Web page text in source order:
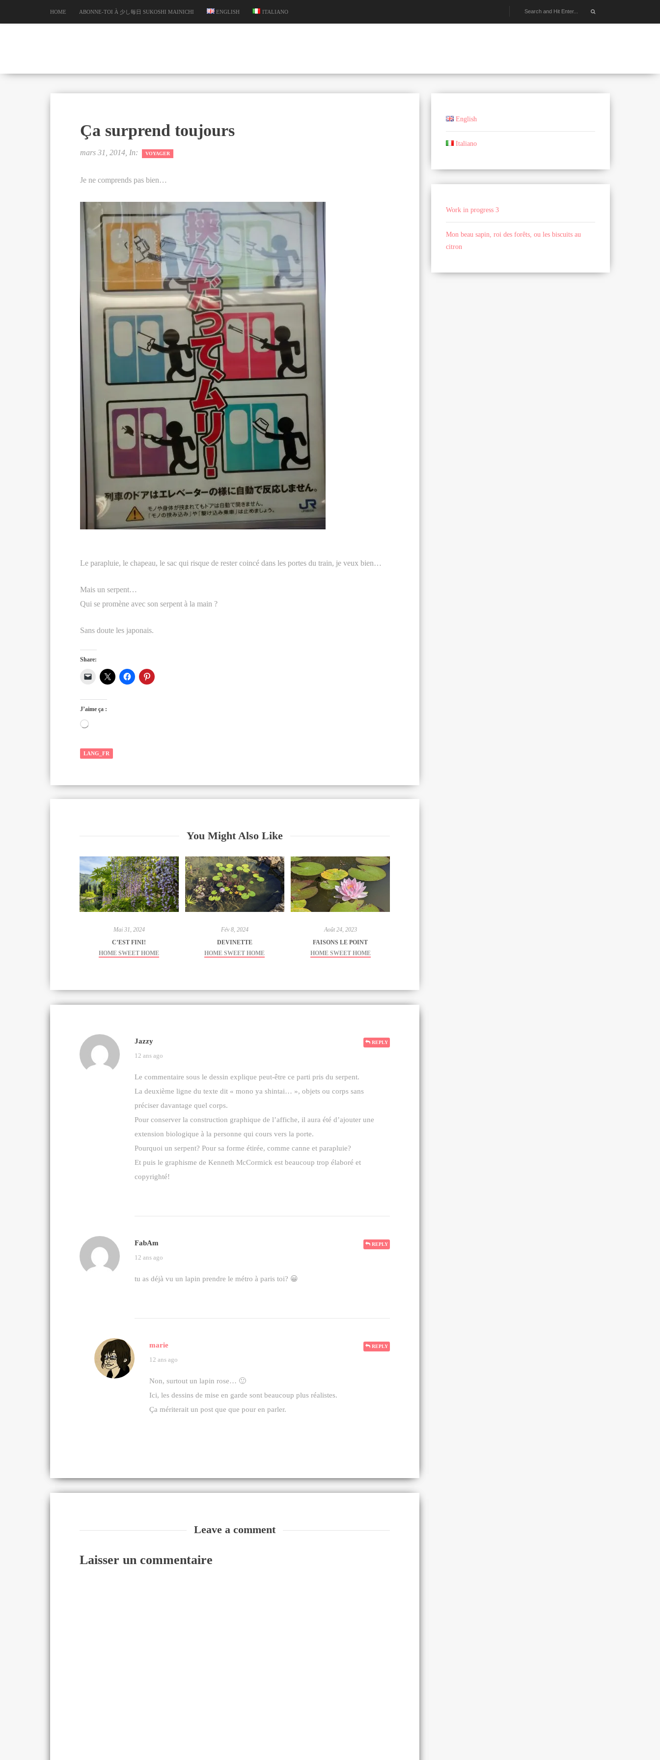
HOME ABONNE-TOI À 少し毎日 SUKOSHI MAINICHI ENGLISH ITALIANO
Ça surprend toujours
mars 31, 2014, In: VOYAGER
Je ne comprends pas bien…
Le parapluie, le chapeau, le sac qui risque de rester coincé dans les portes du train, je veux bien…
Mais un serpent…
Qui se promène avec son serpent à la main ?
Sans doute les japonais.
Share:
J’aime ça :
Chargement…
LANG_FR
You Might Also Like
Mai 31, 2024
C’EST FINI!
HOME SWEET HOME
Fév 8, 2024
DEVINETTE
HOME SWEET HOME
Août 24, 2023
FAISONS LE POINT
HOME SWEET HOME
Jazzy
12 ans ago
REPLY
Le commentaire sous le dessin explique peut-être ce parti pris du serpent.
La deuxième ligne du texte dit « mono ya shintai… », objets ou corps sans
préciser davantage quel corps.
Pour conserver la construction graphique de l’affiche, il aura été d’ajouter une
extension biologique à la personne qui cours vers la porte.
Pourquoi un serpent? Pour sa forme étirée, comme canne et parapluie?
Et puis le graphisme de Kenneth McCormick est beaucoup trop élaboré et
copyrighté!
FabAm
12 ans ago
REPLY
tu as déjà vu un lapin prendre le métro à paris toi? 😀
marie
12 ans ago
REPLY
Non, surtout un lapin rose… 🙂
Ici, les dessins de mise en garde sont beaucoup plus réalistes.
Ça mériterait un post que que pour en parler.
Leave a comment
Laisser un commentaire
English
Italiano
Work in progress 3
Mon beau sapin, roi des forêts, ou les biscuits au
citron